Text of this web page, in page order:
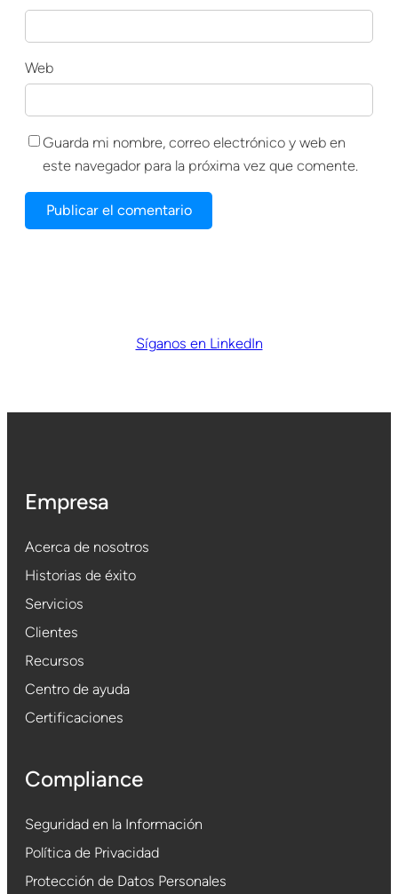
Web
Guarda mi nombre, correo electrónico y web en
este navegador para la próxima vez que comente.
Síganos en LinkedIn
Empresa
Acerca de nosotros
Historias de éxito
Servicios
Clientes
Recursos
Centro de ayuda
Certificaciones
Compliance
Seguridad en la Información
Política de Privacidad
Protección de Datos Personales